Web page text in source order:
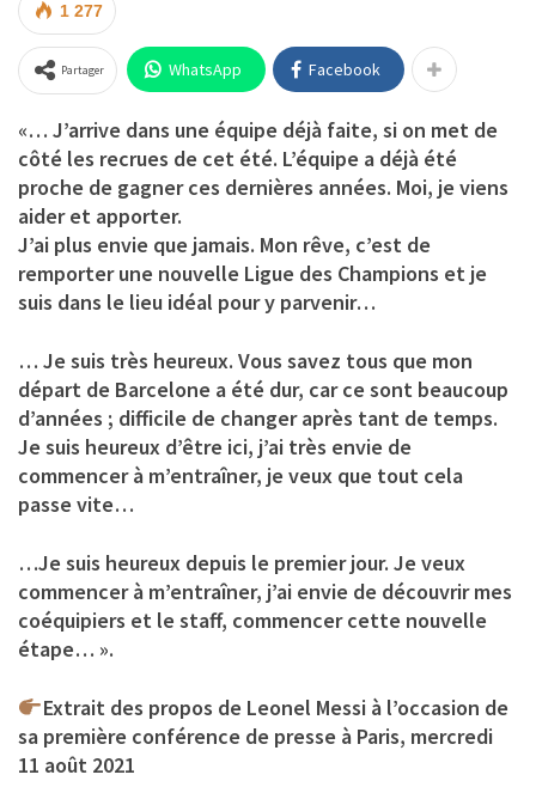
1 277
Partager WhatsApp Facebook
«… J’arrive dans une équipe déjà faite, si on met de
côté les recrues de cet été. L’équipe a déjà été
proche de gagner ces dernières années. Moi, je viens
aider et apporter.
J’ai plus envie que jamais. Mon rêve, c’est de
remporter une nouvelle Ligue des Champions et je
suis dans le lieu idéal pour y parvenir…
… Je suis très heureux. Vous savez tous que mon
départ de Barcelone a été dur, car ce sont beaucoup
d’années ; difficile de changer après tant de temps.
Je suis heureux d’être ici, j’ai très envie de
commencer à m’entraîner, je veux que tout cela
passe vite…
…Je suis heureux depuis le premier jour. Je veux
commencer à m’entraîner, j’ai envie de découvrir mes
coéquipiers et le staff, commencer cette nouvelle
étape… ».
Extrait des propos de Leonel Messi à l’occasion de
sa première conférence de presse à Paris, mercredi
11 août 2021